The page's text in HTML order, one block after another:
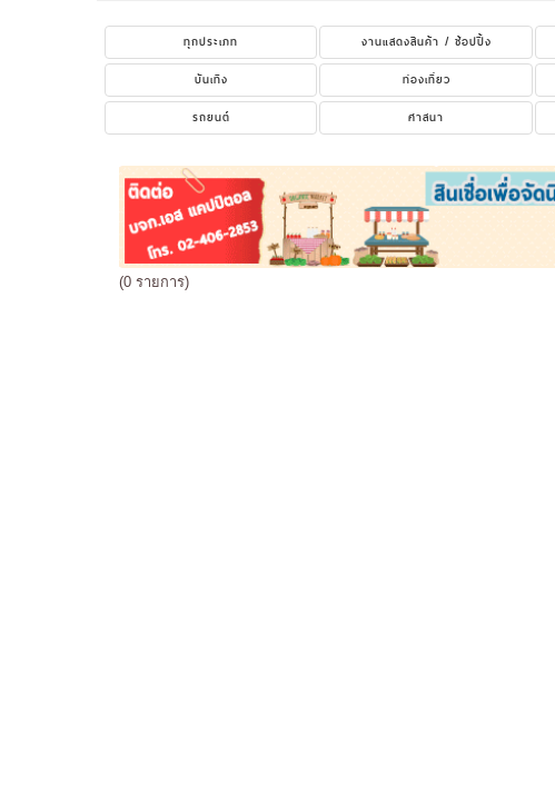
ทุกประเภท งานแสดงสินค้า / ช้อปปิ้ง
บันเทิง
ท่องเที่ยว
รถยนต์
ศาสนา
(0 รายการ)